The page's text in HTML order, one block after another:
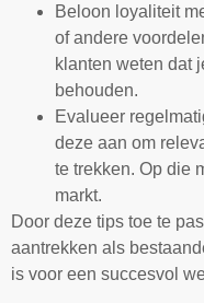
Beloon loyaliteit
of andere
klanten weten dat
behouden.
Evalueer
deze aan om
te trekken. Op die
markt.
Door deze tips toe te
aantrekken als
is voor een succesvol